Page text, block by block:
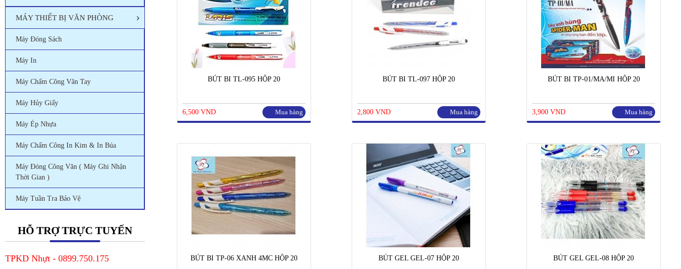
MÁY THIẾT BỊ VĂN PHÒNG
Máy Đóng Sách
Máy In
Máy Chấm Công Vân Tay
Máy Hủy Giấy
Máy Ép Nhựa
Máy Chấm Công In Kim & In Búa
Máy Đóng Công Văn ( Máy Ghi Nhận
Thời Gian )
Máy Tuần Tra Bảo Vệ
HỖ TRỢ TRỰC TUYẾN
TPKD Nhựt - 0899.750.175
BÚT BI TL-095 HỘP 20
6,500 VND Mua hàng
BÚT BI TL-097 HỘP 20
2,800 VND Mua hàng
BÚT BI TP-01/MA/MI HỘP 20
3,900 VND Mua hàng
BÚT BI TP-06 XANH 4MC HỘP 20 BÚT GEL GEL-07 HỘP 20 BÚT GEL GEL-08 HỘP 20